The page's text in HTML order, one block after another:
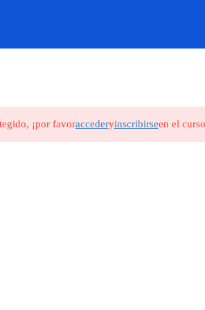
¡por favoraccederyinscribirseen el